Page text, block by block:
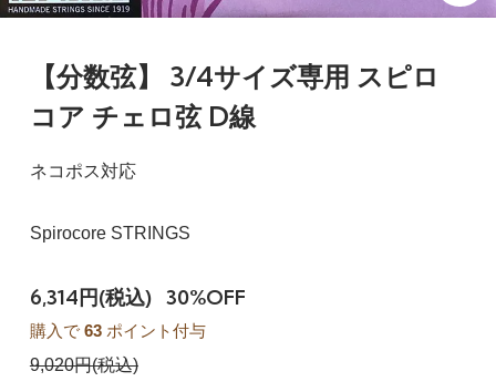
【分数弦】 3/4サイズ専用 スピロ
コア チェロ弦 D線
ネコポス対応
Spirocore STRINGS
6,314円(税込) 30%OFF
購入で 63ポイント付与
9,020円(税込)